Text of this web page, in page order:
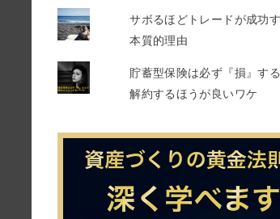
サボるほどトレードが成功
本質的理由
貯蓄型保険は必ず『損』す
解約するほうが良いワケ